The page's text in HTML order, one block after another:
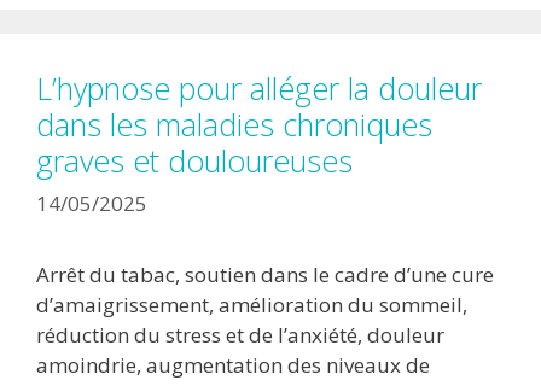
L’hypnose pour alléger la douleur
dans les maladies chroniques
graves et douloureuses
14/05/2025
Arrêt du tabac, soutien dans le cadre d’une cure
d’amaigrissement, amélioration du sommeil,
réduction du stress et de l’anxiété, douleur
amoindrie, augmentation des niveaux de